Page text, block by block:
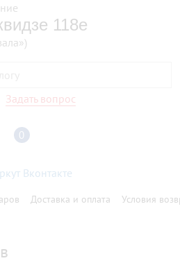
118е
Задать вопрос
0
Доставка и оплата Условия